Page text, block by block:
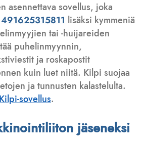
asennettava sovellus, joka
491625315811 lisäksi kymmeniä
tai -huijareiden
puhelinmyynnin,
ja roskapostit
kuin luet niitä. Kilpi suojaa
ja tunnusten kalastelulta.
sovellus.
jäseneksi